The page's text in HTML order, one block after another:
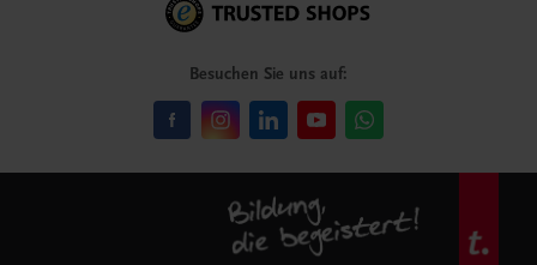
Besuchen Sie uns auf: